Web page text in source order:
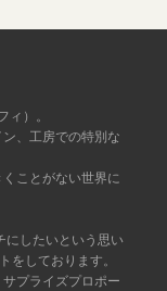
）。
、工房での特別な
ことがない世界に
にしたいという思い
をしております。
プライズプロポー